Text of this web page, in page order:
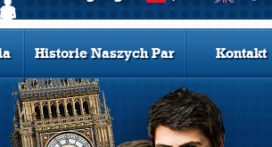
Historie Naszych Par Kontakt